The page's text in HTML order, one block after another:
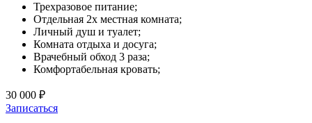
Трехразовое питание;
Отдельная 2х местная комната;
Личный душ и туалет;
Комната отдыха и досуга;
Врачебный обход 3 раза;
Комфортабельная кровать;
30 000 ₽
Записаться